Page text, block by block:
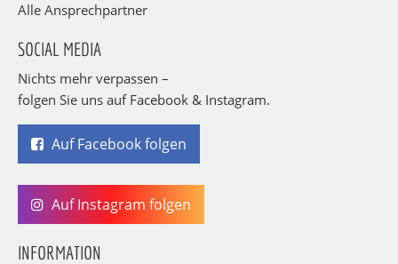
Alle Ansprechpartner
SOCIAL MEDIA
Nichts mehr verpassen –
folgen Sie uns auf Facebook & Instagram.
Auf Facebook folgen
Auf Instagram folgen
INFORMATION